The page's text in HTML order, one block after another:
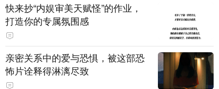
快来抄“内娱审美天赋怪”的作业，
打造你的专属氛围感
亲密关系中的爱与恐惧，被这部恐
怖片诠释得淋漓尽致